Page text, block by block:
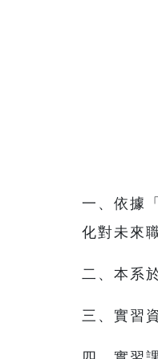
一、依據
化對未來
二、本系
三、實習